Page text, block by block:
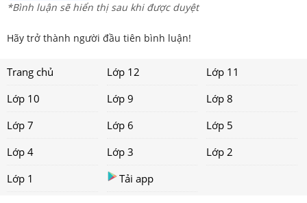
*Bình luận sẽ hiển thị sau khi được duyệt
Hãy trở thành người đầu tiên bình luận!
Trang chủ Lớp 12
Lớp 11
Lớp 10
Lớp 9
Lớp 8
Lớp 7
Lớp 6
Lớp 5
Lớp 4
Lớp 3
Lớp 2
Lớp 1
Tải app